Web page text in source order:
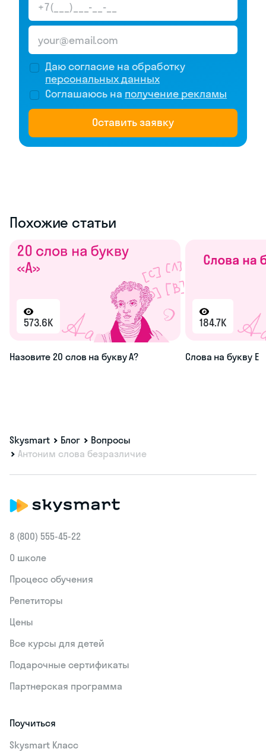
Даю согласие на обработку
персональных данных
Соглашаюсь на получение рекламы
Оставить заявку
Похожие статьи
573.6K
Назовите 20 слов на букву А?
184.7K
Слова на букву Е
Skysmart Блог
Вопросы
Антоним слова безразличие
8 (800) 555‑45-22
О школе
Процесс обучения
Репетиторы
Цены
Все курсы для детей
Подарочные сертификаты
Партнерская программа
Поучиться
Skysmart Класс